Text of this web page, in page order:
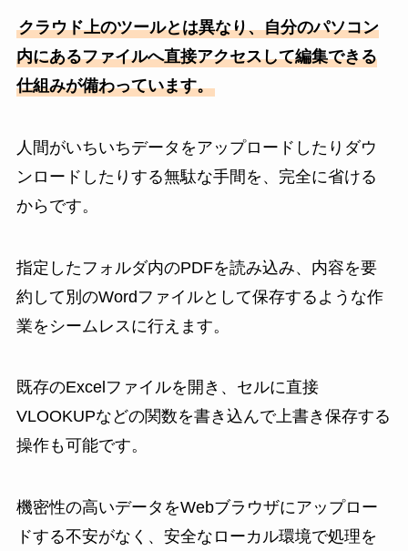
クラウド上のツールとは異なり、自分のパソコン
内にあるファイルへ直接アクセスして編集できる
仕組みが備わっています。
人間がいちいちデータをアップロードしたりダウ
ンロードしたりする無駄な手間を、完全に省ける
からです。
指定したフォルダ内のPDFを読み込み、内容を要
約して別のWordファイルとして保存するような作
業をシームレスに行えます。
既存のExcelファイルを開き、セルに直接
VLOOKUPなどの関数を書き込んで上書き保存する
操作も可能です。
機密性の高いデータをWebブラウザにアップロー
ドする不安がなく、安全なローカル環境で処理を